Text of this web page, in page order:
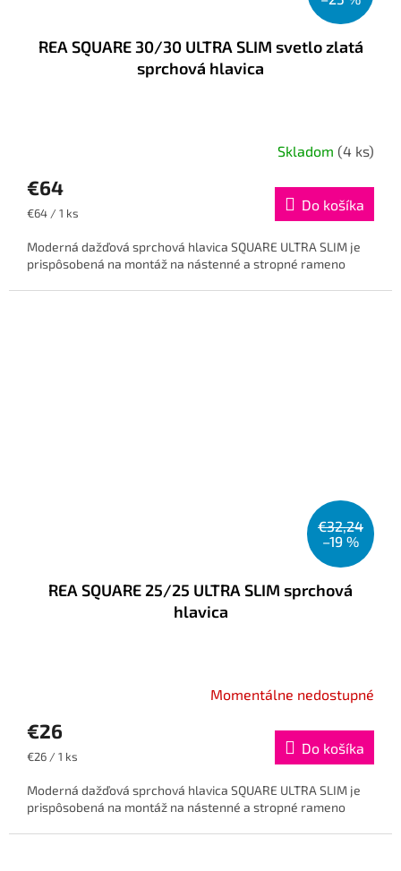
REA SQUARE 30/30 ULTRA SLIM svetlo zlatá
sprchová hlavica
Skladom (4 ks)
€64
Jednotková
€64 / 1 ks Do košíka
Moderná dažďová sprchová hlavica SQUARE ULTRA SLIM je
prispôsobená na montáž na nástenné a stropné rameno
€32,24
–19 %
REA SQUARE 25/25 ULTRA SLIM sprchová
hlavica
Momentálne nedostupné
€26
Jednotková
€26 / 1 ks Do košíka
Moderná dažďová sprchová hlavica SQUARE ULTRA SLIM je
prispôsobená na montáž na nástenné a stropné rameno